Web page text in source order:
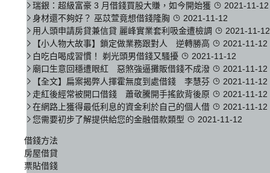
瑞銀：超級富豪 3 月借錢買股大賺，如今開始獲
2021-11-12
身材還不夠好？ 巫苡萱竟想借錢隆胸
2021-11-12
用人頭申請房貸兼信貸 麗峰實業套利吸金遭檢調
2021-11-12
【小人物大故事】鎖定做業務跟對人 逆轉勝高
2021-11-12
白吃白喝成習慣！ 剃光頭男借錢又騷擾
2021-11-12
廟口生意回穩遭眼紅 惡煞強逼攤販借錢不成潑
2021-11-12
【全文】扁案揭弊人揮霍無度到處借錢 李慧芬
2021-11-12
走紅後經常被開口借錢 蕭敬騰開手搖飲背後原
2021-11-12
在網路上獲得最低利息的資金利於自己的個人借
2021-11-12
您需要初步了解提供給您的金融借款類型
2021-11-12
借錢方法
房屋借貸
票貼借錢